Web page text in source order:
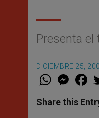
Presenta
DICIEMBRE 25,
W
t
s
M
e
s
e
F
a
e
b
Share this